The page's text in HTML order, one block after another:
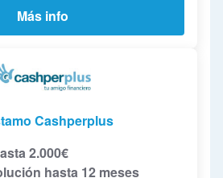
Más info
Cashperplus
2.000€
hasta 12 meses